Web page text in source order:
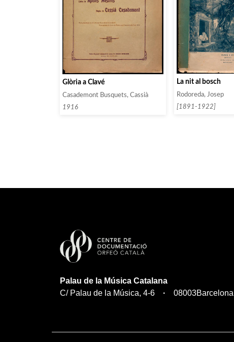
Glòria a Clavé
Casademont Busquets, Cassià
1916
La nit al bosch
Rodoreda, Josep
[1891-1922]
Palau de la Música Catalana
C/ Palau de la Música, 4-6
08003Barcelona